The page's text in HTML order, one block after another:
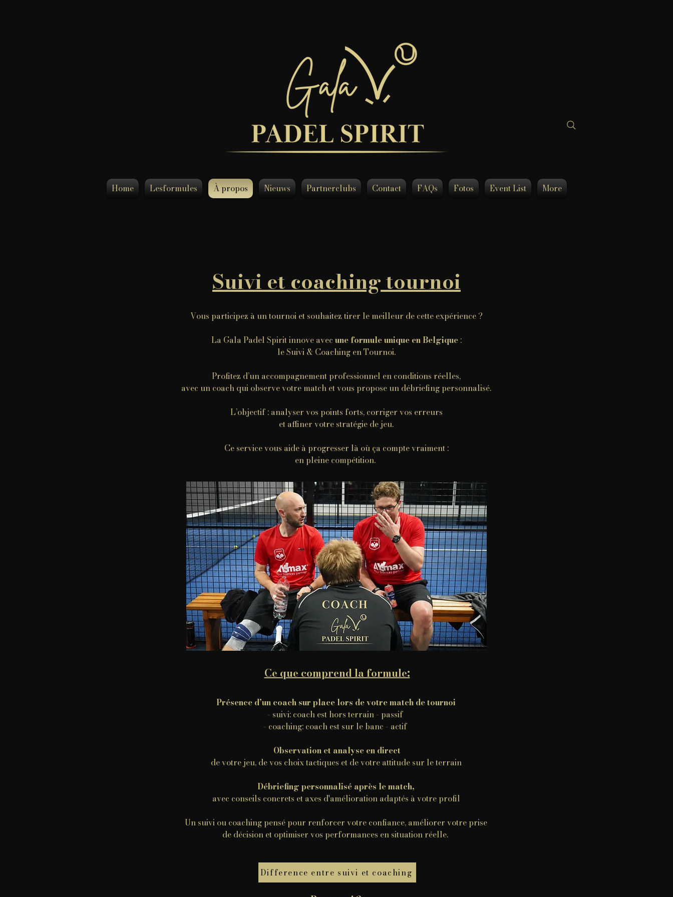
Home Lesformules À propos Nieuws Partnerclubs Contact FAQs Fotos Event List More
Suivi et coaching tournoi
Vous participez à un tournoi et souhaitez tirer le meilleur de cette expérience ?
La Gala Padel Spirit innove avec une formule unique en Belgique:
le Suivi & Coaching en Tournoi.
Profitez d’un accompagnement professionnel en conditions réelles,
avec un coach qui observe votre match et vous propose un débriefing personnalisé.
L’objectif : analyser vos points forts, corriger vos erreurs
et affiner votre stratégie de jeu.
Ce service vous aide à progresser là où ça compte vraiment :
en pleine compétition.
Ce que comprend la formule:
Présence d’un coach sur place lors de votre match de tournoi
- suivi: coach est hors terrain - passif
- coaching: coach est sur le banc - actif
Observation et analyse en direct
de votre jeu, de vos choix tactiques et de votre attitude sur le terrain
Débriefing personnalisé après le match,
avec conseils concrets et axes d'amélioration adaptés à votre profil
Un suivi ou coaching pensé pour renforcer votre confiance, améliorer votre prise
de décision et optimiser vos performances en situation réelle.
Difference entre suivi et coaching